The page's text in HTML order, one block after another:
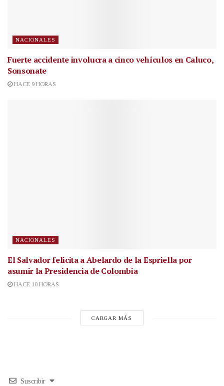
NACIONALES
Fuerte accidente involucra a cinco vehículos en Caluco,
Sonsonate
HACE 9 HORAS
NACIONALES
El Salvador felicita a Abelardo de la Espriella por
asumir la Presidencia de Colombia
HACE 10 HORAS
CARGAR MÁS
Suscribir